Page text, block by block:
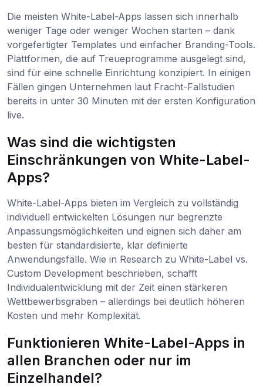
Die meisten White-Label-Apps lassen sich innerhalb
weniger Tage oder weniger Wochen starten – dank
vorgefertigter Templates und einfacher Branding-Tools.
Plattformen, die auf Treueprogramme ausgelegt sind,
sind für eine schnelle Einrichtung konzipiert. In einigen
Fällen gingen Unternehmen laut Fracht-Fallstudien
bereits in unter 30 Minuten mit der ersten Konfiguration
live.
Was sind die wichtigsten
Einschränkungen von White-Label-
Apps?
White-Label-Apps bieten im Vergleich zu vollständig
individuell entwickelten Lösungen nur begrenzte
Anpassungsmöglichkeiten und eignen sich daher am
besten für standardisierte, klar definierte
Anwendungsfälle. Wie in Research zu White-Label vs.
Custom Development beschrieben, schafft
Individualentwicklung mit der Zeit einen stärkeren
Wettbewerbsgraben – allerdings bei deutlich höheren
Kosten und mehr Komplexität.
Funktionieren White-Label-Apps in
allen Branchen oder nur im
Einzelhandel?